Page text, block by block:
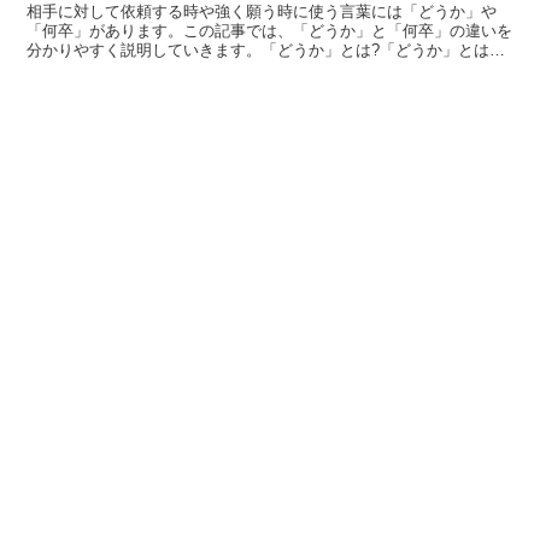
相手に対して依頼する時や強く願う時に使う言葉には「どうか」や
「何卒」があります。この記事では、「どうか」と「何卒」の違いを
分かりやすく説明していきます。「どうか」とは?「どうか」とは丁